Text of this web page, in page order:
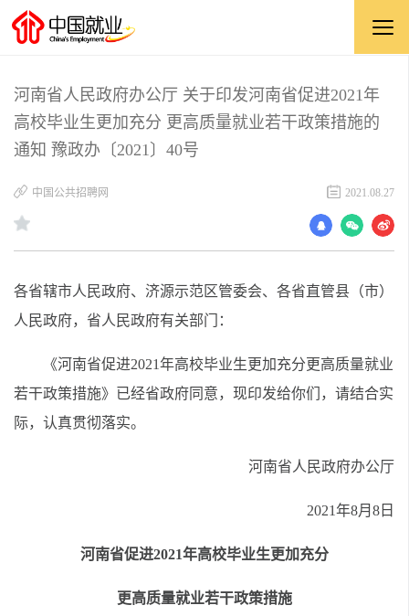
河南省人民政府办公厅 关于印发河南省促进2021年
高校毕业生更加充分 更高质量就业若干政策措施的
通知 豫政办〔2021〕40号
中国公共招聘网 2021.08.27
各省辖市人民政府、济源示范区管委会、各省直管县（市）
人民政府，省人民政府有关部门：
《河南省促进2021年高校毕业生更加充分更高质量就业
若干政策措施》已经省政府同意，现印发给你们，请结合实
际，认真贯彻落实。
河南省人民政府办公厅
2021年8月8日
河南省促进2021年高校毕业生更加充分
更高质量就业若干政策措施